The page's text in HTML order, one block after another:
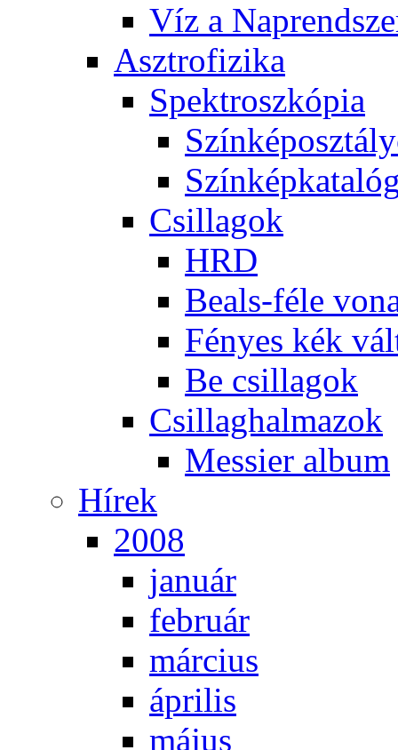
Víz a
Aszt­ro­fi­zi­ka
Spekt­rosz­kó­pia
Csil­la­gok
HRD
Be­als-fé­le
Fé­nyes kék
Be csil­la­gok
Csil­lag­hal­ma­zok
Mes­si­er al­bum
Hí­rek
2008
ja­nu­ár
feb­ru­ár
már­ci­us
áp­ri­lis
má­jus